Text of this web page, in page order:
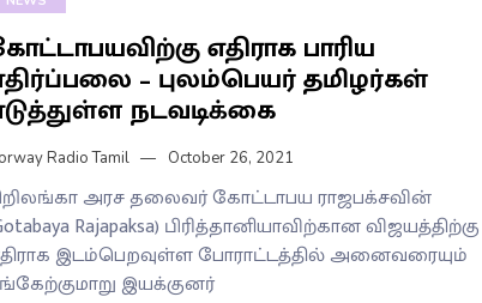
எதிராக பாரிய
– புலம்பெயர் தமிழர்கள்
நடவடிக்கை
Radio Tamil October 26, 2021
அரச தலைவர் கோட்டாபய ராஜபக்சவின்
Rajapaksa) பிரித்தானியாவிற்கான விஜயத்திற்கு
இடம்பெறவுள்ள போராட்டத்தில் அனைவரையும்
இயக்குனர்